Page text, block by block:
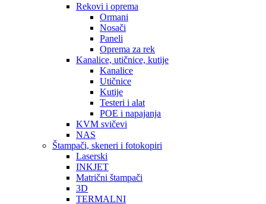
Rekovi i oprema
Ormani
Nosači
Paneli
Oprema za rek
Kanalice, utičnice, kutije
Kanalice
Utičnice
Kutije
Testeri i alat
POE i napajanja
KVM svičevi
NAS
Štampači, skeneri i fotokopiri
Laserski
INKJET
Matrični štampači
3D
TERMALNI